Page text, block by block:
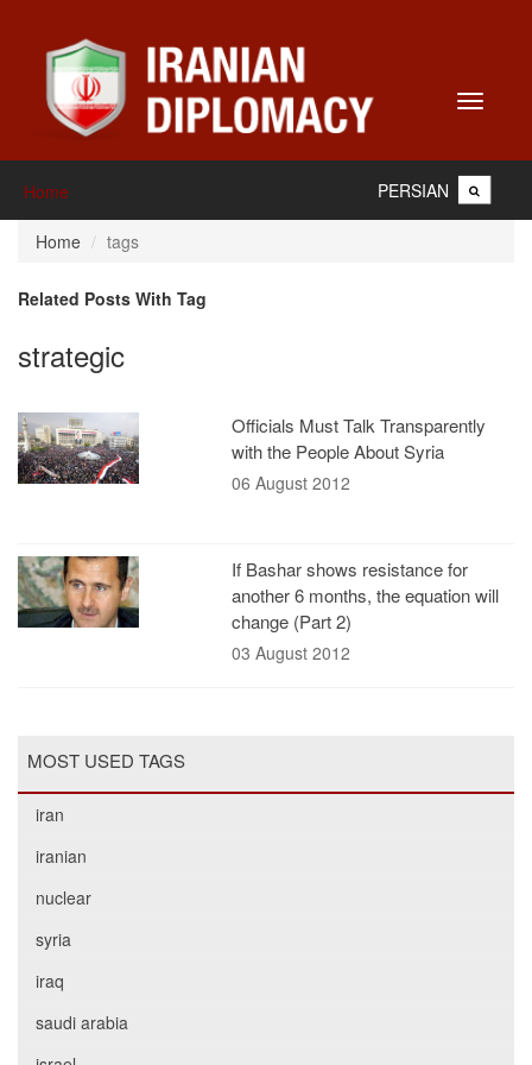
Toggle
Home PERSIAN
Home tags
Related Posts With Tag
strategic
Officials Must Talk Transparently
with the People About Syria
06 August 2012
If Bashar shows resistance for
another 6 months, the equation will
change (Part 2)
03 August 2012
MOST USED TAGS
iran
iranian
nuclear
syria
iraq
saudi arabia